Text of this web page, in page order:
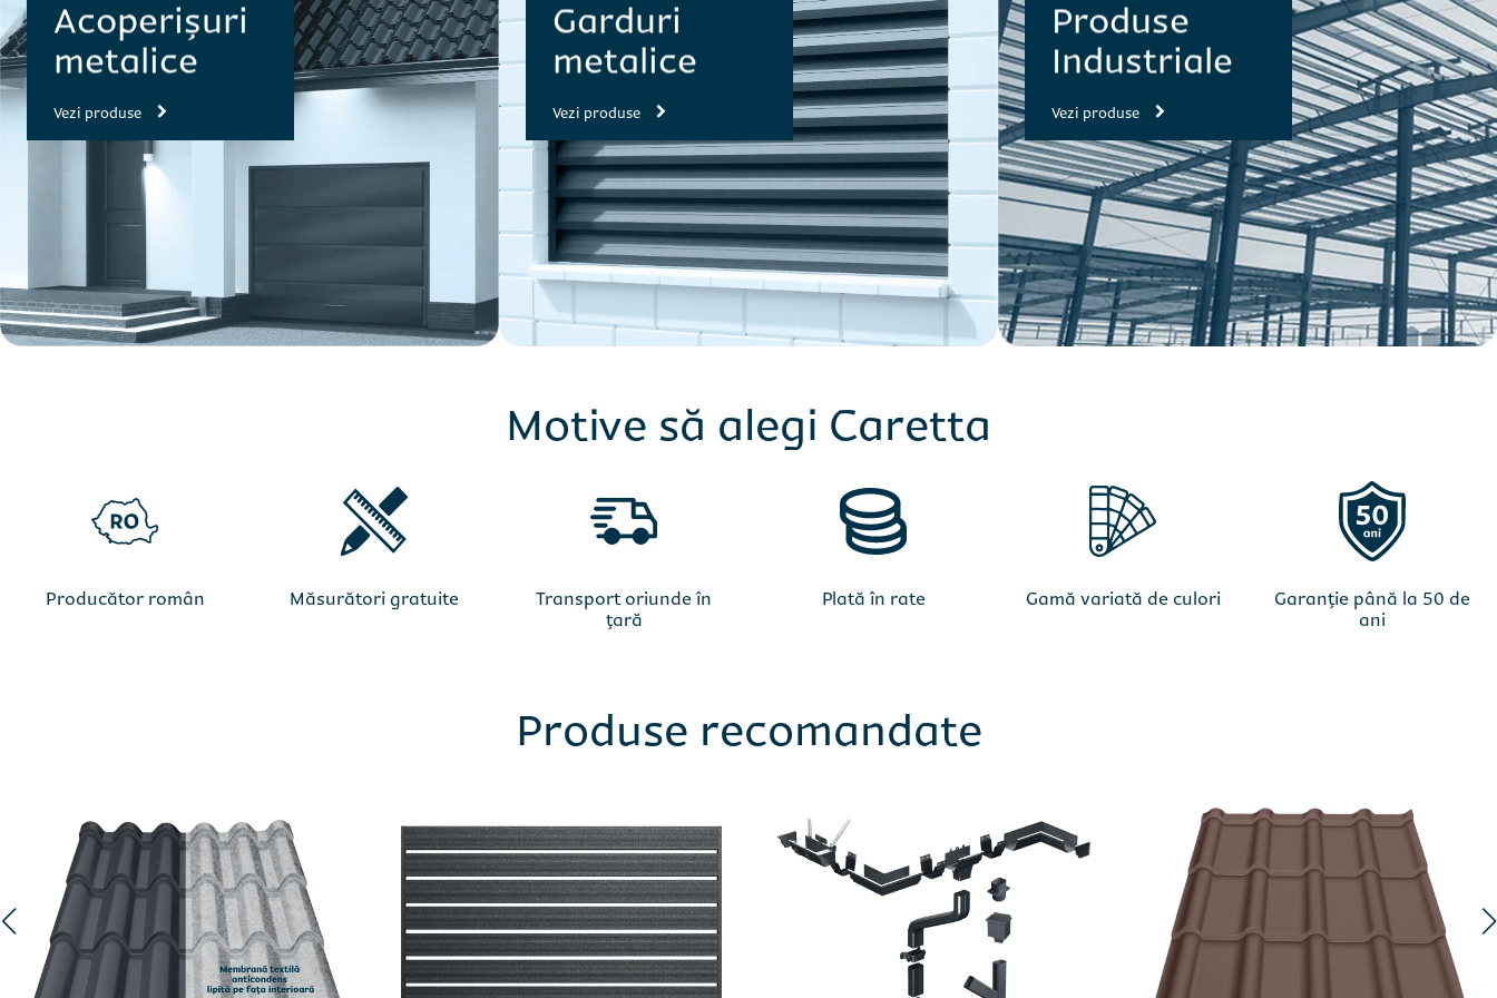
Completează formularul sau sună direct:0735 000 555
Completează formularul sau sună direct:0735 000 555
Acoperișuri
metalice
Vezi produse
Garduri
metalice
Vezi produse
Produse
Industriale
Vezi produse
Motive să alegi Caretta
Producător român Măsurători gratuite
Transport oriunde în
țară
Plată în rate Gamă variată de culori
Garanție până la 50 de
ani
Produse recomandate